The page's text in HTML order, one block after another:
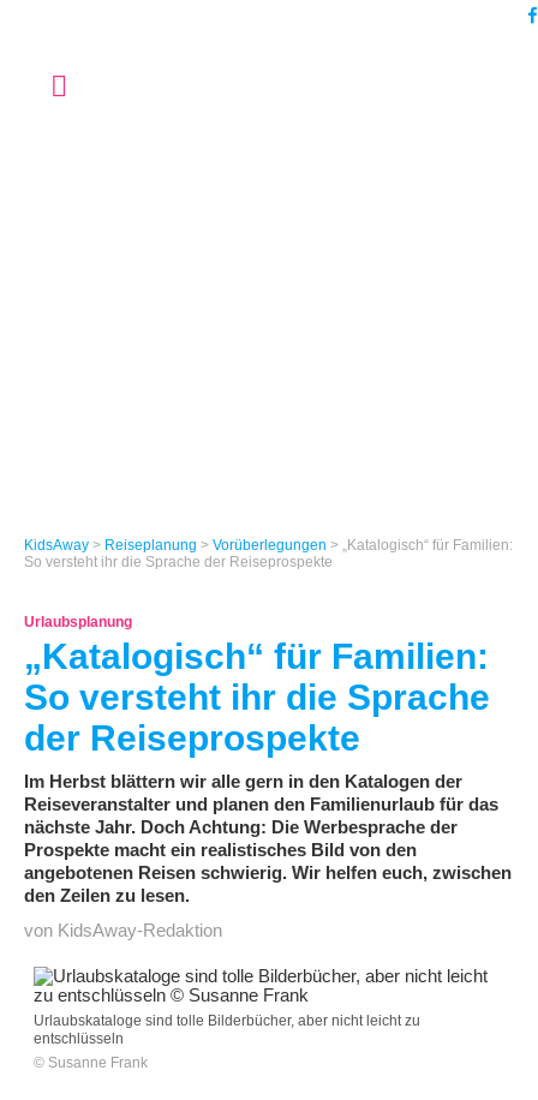
KidsAway > Reiseplanung > Vorüberlegungen > „Katalogisch“ für Familien:
So versteht ihr die Sprache der Reiseprospekte
Urlaubsplanung
„Katalogisch“ für Familien:
So versteht ihr die Sprache
der Reiseprospekte
Im Herbst blättern wir alle gern in den Katalogen der
Reiseveranstalter und planen den Familienurlaub für das
nächste Jahr. Doch Achtung: Die Werbesprache der
Prospekte macht ein realistisches Bild von den
angebotenen Reisen schwierig. Wir helfen euch, zwischen
den Zeilen zu lesen.
von KidsAway-Redaktion
Urlaubskataloge sind tolle Bilderbücher, aber nicht leicht zu
entschlüsseln
© Susanne Frank